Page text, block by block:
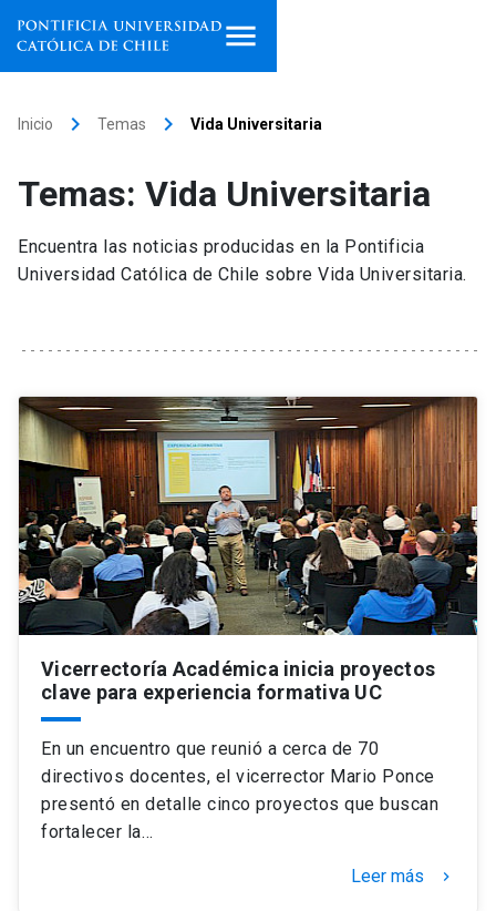
Facultades, escuelas e
institutos
Internacionalización launch
Extensión
Vinculación
Universidad
Información para keyboard_arrow_down
Futuros estudiantes
Estudiantes
Personal
Alumni
Go to english site launch
ACCESOS DIRECTOS
Admisión
Mi Cuenta UC launch
Correo UC launch
Inicio keyboard_arrow_right Temas keyboard_arrow_right Vida Universitaria
Temas: Vida Universitaria
Encuentra las noticias producidas en la Pontificia
Universidad Católica de Chile sobre Vida Universitaria.
Vicerrectoría Académica inicia proyectos
clave para experiencia formativa UC
En un encuentro que reunió a cerca de 70
directivos docentes, el vicerrector Mario Ponce
presentó en detalle cinco proyectos que buscan
fortalecer la…
Leer más keyboard_arrow_right